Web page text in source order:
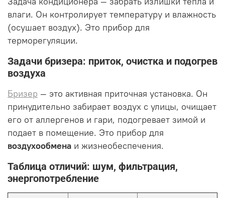
влаги. Он контролирует температуру и влажность
(осушает воздух). Это прибор для
терморегуляции.
Задачи бризера: приток, очистка и подогрев
воздуха
Бризер — это активная приточная установка. Он
принудительно забирает воздух с улицы, очищает
его от аллергенов и гари, подогревает зимой и
подает в помещение. Это прибор для
воздухообмена и жизнеобеспечения.
Таблица отличий: шум, фильтрация,
энергопотребление